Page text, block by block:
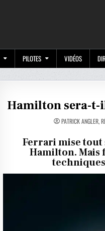
PILOTES VIDÉOS
Hamilton sera-t-
PATRICK ANGLER,
Ferrari mise
Hamilton. Mais